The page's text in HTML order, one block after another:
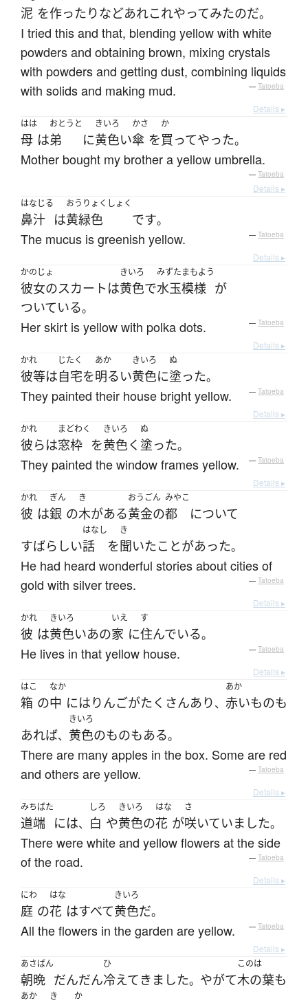
泥 を作ったりなどあれこれやってみたのだ。
I tried this and that, blending yellow with white
powders and obtaining brown, mixing crystals
with powders and getting dust, combining liquids
with solids and making mud.
— Tatoeba
Details ▸
はは
母 は
おとうと
弟 に
きいろ
黄色い
かさ
傘 を
か
買ってやった。
Mother bought my brother a yellow umbrella.
— Tatoeba
Details ▸
はなじる
鼻汁 は
おうりょくしょく
黄緑色 です。
The mucus is greenish yellow. — Tatoeba
Details ▸
かのじょ
彼女のスカート は
きいろ
黄色で
みずたまもよう
水玉模様 が
ついている。
Her skirt is yellow with polka dots. — Tatoeba
Details ▸
かれ
彼等は
じたく
自宅を
あか
明るい
きいろ
黄色に
ぬ
塗った。
They painted their house bright yellow. — Tatoeba
Details ▸
かれ
彼らは
まどわく
窓枠 を
きいろ
黄色く
ぬ
塗った。
They painted the window frames yellow. — Tatoeba
Details ▸
かれ
彼 は
ぎん
銀 の
き
木がある
おうごん
黄金の
みやこ
都
について
すばらしい
はなし
話 を
き
聞いたことがあった。
He had heard wonderful stories about cities of
gold with silver trees.
— Tatoeba
Details ▸
かれ
彼 は
きいろ
黄色いあの
いえ
家 に
す
住んでいる。
He lives in that yellow house. — Tatoeba
Details ▸
はこ
箱 の
なか
中 にはりんごがたくさんあり、
あか
赤いものも
あれば、
きいろ
黄色のものもある。
There are many apples in the box. Some are red
and others are yellow.
— Tatoeba
Details ▸
みちばた
道端 には、
しろ
白 や
きいろ
黄色の
はな
花 が
さ
咲いていました。
There were white and yellow flowers at the side
of the road.
— Tatoeba
Details ▸
にわ
庭 の
はな
花 はすべて
きいろ
黄色だ。
All the flowers in the garden are yellow. — Tatoeba
Details ▸
あさばん
朝晩 だんだん
ひ
冷えて きました。 やがて
このは
木の葉も
あか き か